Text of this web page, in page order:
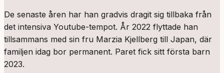
De senaste åren har han gradvis dragit sig tillbaka från
det intensiva Youtube-tempot. År 2022 flyttade han
tillsammans med sin fru Marzia Kjellberg till Japan, där
familjen idag bor permanent. Paret fick sitt första barn
2023.